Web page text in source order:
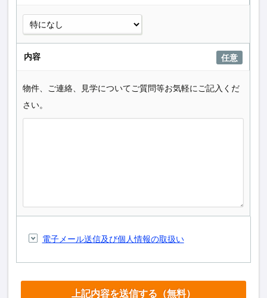
内容 任意
物件、ご連絡、見学についてご質問等お気軽にご記入くだ
さい。
電子メール送信及び個人情報の取扱い